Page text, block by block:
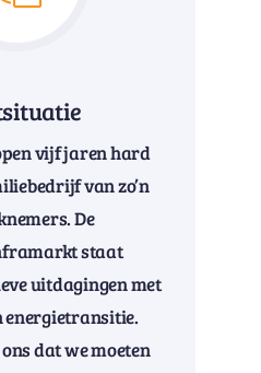
vijf jaren hard
van zo’n
De
staat
uitdagingen met
energietransitie.
dat we moeten